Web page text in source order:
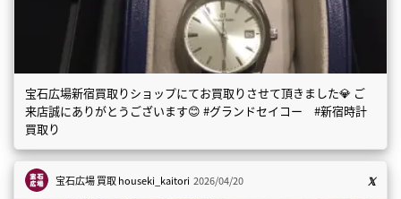
宝石広場新宿買取りショップにてお買取りさせて頂きました💎 ご
来店誠にありがとうございます😊 #グランドセイコー #新宿時計
買取り
宝石広場 買取houseki_kaitori 2026/04/20